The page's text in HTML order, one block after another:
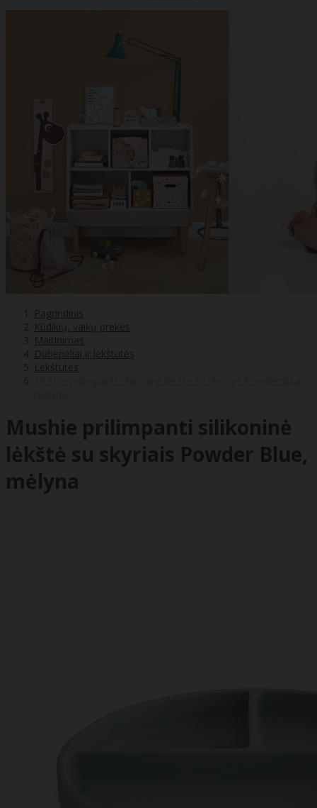
Pagrindinis
Kūdikių, vaikų prekės
Maitinimas
Dubenėliai ir lėkštutės
Lėkštutės
Mushie prilimpanti silikoninė
lėkštė su skyriais Powder Blue,
mėlyna